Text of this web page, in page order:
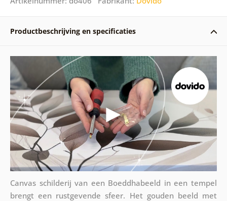
Productbeschrijving en specificaties
Canvas schilderij van een Boeddhabeeld in een tempel
brengt een rustgevende sfeer. Het gouden beeld met